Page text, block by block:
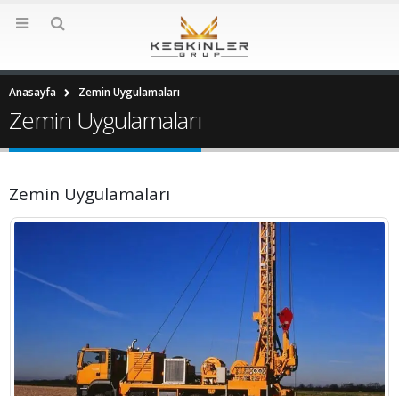
Anasayfa Zemin Uygulamaları
Zemin Uygulamaları
Zemin Uygulamaları